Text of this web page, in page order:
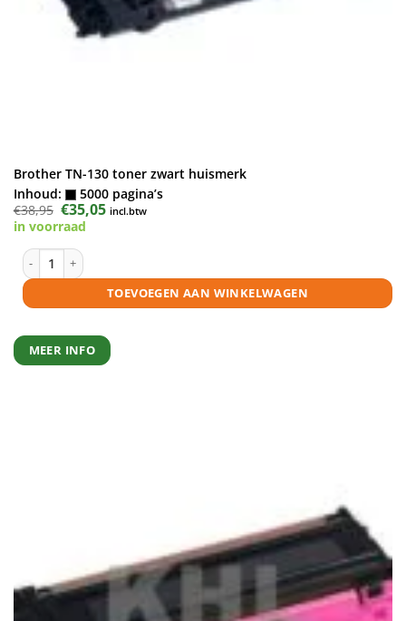
Brother TN-130 toner zwart huismerk
Inhoud:
5000 pagina’s
€38,95 Oorspronkelijke
prijs
was:
€35,05Huidige
prijs
incl.btw
in voorraad
Brother TN-130 toner zwart huismerk aantal
TOEVOEGEN AAN WINKELWAGEN
MEER INFO